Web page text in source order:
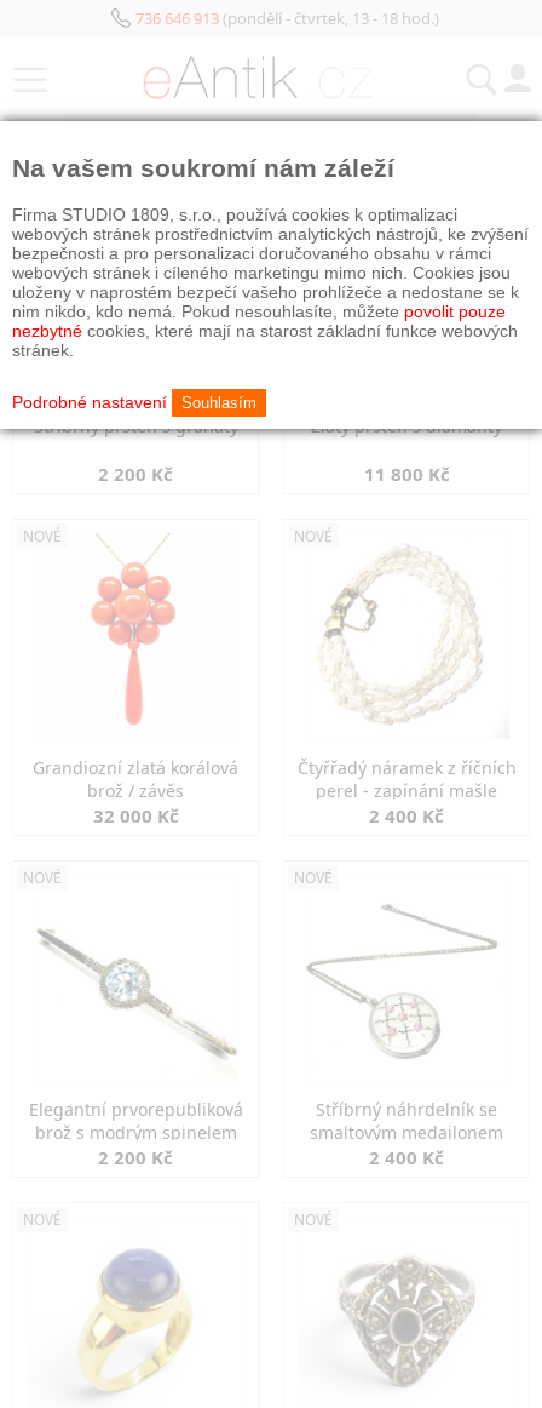
736 646 913(pondělí - čtvrtek, 13 - 18 hod.)
Stříbrný prsten s granáty
2 200 Kč
Zlatý prsten s diamanty
11 800 Kč
NOVÉ
Grandiozní zlatá korálová
brož / závěs
32 000 Kč
NOVÉ
Čtyřřadý náramek z říčních
perel - zapínání mašle
2 400 Kč
NOVÉ
Elegantní prvorepubliková
brož s modrým spinelem
2 200 Kč
NOVÉ
Stříbrný náhrdelník se
smaltovým medailonem
2 400 Kč
NOVÉ NOVÉ
Na vašem soukromí nám záleží
Firma STUDIO 1809, s.r.o., používá cookies k optimalizaci
webových stránek prostřednictvím analytických nástrojů, ke zvýšení
bezpečnosti a pro personalizaci doručovaného obsahu v rámci
webových stránek i cíleného marketingu mimo nich. Cookies jsou
uloženy v naprostém bezpečí vašeho prohlížeče a nedostane se k
nim nikdo, kdo nemá. Pokud nesouhlasíte, můžete povolit pouze
nezbytné cookies, které mají na starost základní funkce webových
stránek.
Podrobné nastavení Souhlasím